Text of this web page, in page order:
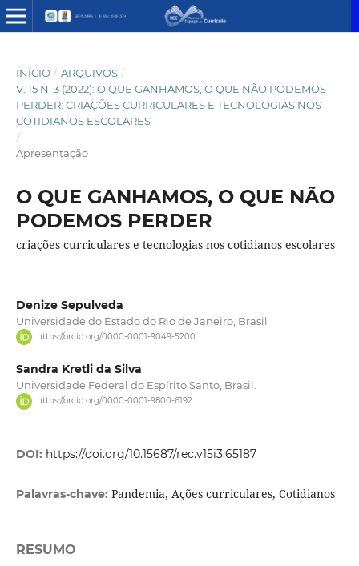
INÍCIO / ARQUIVOS /
V. 15 N. 3 (2022): O QUE GANHAMOS, O QUE NÃO PODEMOS
PERDER: CRIAÇÕES CURRICULARES E TECNOLOGIAS NOS
COTIDIANOS ESCOLARES
/
Apresentação
O QUE GANHAMOS, O QUE NÃO
PODEMOS PERDER
criações curriculares e tecnologias nos cotidianos escolares
Denize Sepulveda
Universidade do Estado do Rio de Janeiro, Brasil
https://orcid.org/0000-0001-9049-5200
Sandra Kretli da Silva
Universidade Federal do Espírito Santo, Brasil.
https://orcid.org/0000-0001-9800-6192
DOI: https://doi.org/10.15687/rec.v15i3.65187
Palavras-chave: Pandemia, Ações curriculares, Cotidianos
RESUMO